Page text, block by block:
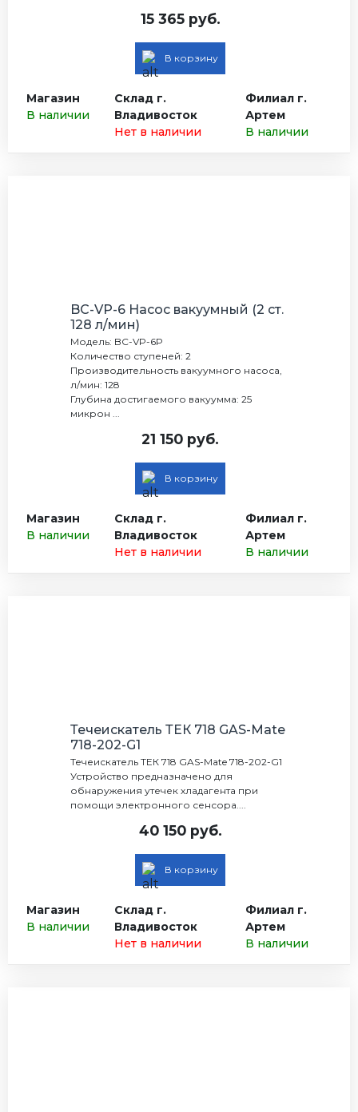
15 365 руб.
В корзину
Магазин
В наличии
Склад г.
Владивосток
Нет в наличии
Филиал г.
Артем
В наличии
BC-VP-6 Насос вакуумный (2 ст.
128 л/мин)
Модель: BC-VP-6Р
Количество ступеней: 2
Производительность вакуумного насоса,
л/мин: 128
Глубина достигаемого вакуумма: 25
микрон ...
21 150 руб.
В корзину
Магазин
В наличии
Склад г.
Владивосток
Нет в наличии
Филиал г.
Артем
В наличии
Течеискатель ТЕК 718 GAS-Mate
718-202-G1
Течеискатель ТЕК 718 GAS-Mate 718-202-G1
Устройство предназначено для
обнаружения утечек хладагента при
помощи электронного сенсора....
40 150 руб.
В корзину
Магазин
В наличии
Склад г.
Владивосток
Нет в наличии
Филиал г.
Артем
В наличии